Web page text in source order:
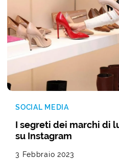
SOCIAL MEDIA
I segreti dei marchi di
su Instagram
3 Febbraio 2023